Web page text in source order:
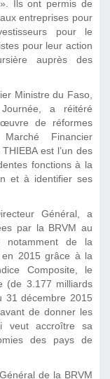
Ils ont permis de
entreprises pour
pour le
pour leur action
auprès des
Ministre du Faso,
a réitéré
de réformes
Financier
est l’un des
fonctions à la
et à identifier ses
Général, a
par la BRVM au
notamment de la
en 2015 grâce à la
Composite, le
(de 3.177 milliards
31 décembre 2015
de donner les
veut accroître sa
des pays de
de la BRVM